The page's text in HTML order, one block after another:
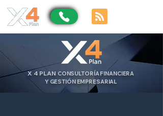
X 4 PLAN CONSULTORÍA FINANCIERA
Y GESTIÓN EMPRESARIAL